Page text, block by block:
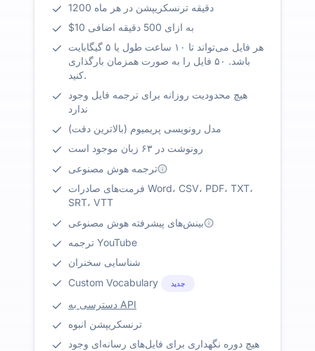
1200 دقیقه ترنسکریپشن در هر ماه
$10 به ازای 500 دقیقه اضافی
هر فایل می‌تواند تا ۱۰ ساعت طول یا ۵ گیگابایت
باشد. ۵۰ فایل را به صورت همزمان بارگذاری
کنید.
هیچ محدودیت روزانه برای ترجمه فایل وجود
ندارد
مدل رونویسی پریمیوم (بالاترین دقت)
رونوشت در ۶۳ زبان موجود است
ترجمه هوش مصنوعی
فرمت‌های صادرات Word، CSV، PDF، TXT،
SRT، VTT
بینش‌های پیشرفته هوش مصنوعی
ترجمه YouTube
شناسایی سخنران
Custom Vocabulary
جدید
دسترسی به API
ترنسکریپشن انبوه
هیچ دوره نگهداری برای فایل‌های رسانه‌ای وجود